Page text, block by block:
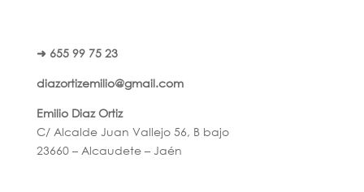
➜ 655 99 75 23
diazortizemilio@gmail.com
Emilio Diaz Ortiz
C/ Alcalde Juan Vallejo 56, B bajo
23660 – Alcaudete – Jaén